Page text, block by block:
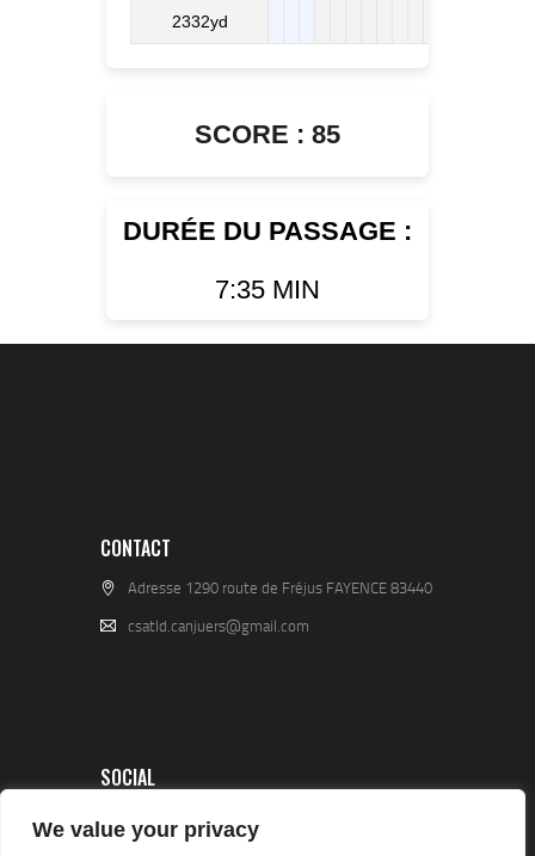
We value your privacy
2332yd
SCORE : 85
DURÉE DU PASSAGE :
7:35 MIN
CONTACT
Adresse 1290 route de Fréjus FAYENCE 83440
csatld.canjuers@gmail.com
SOCIAL